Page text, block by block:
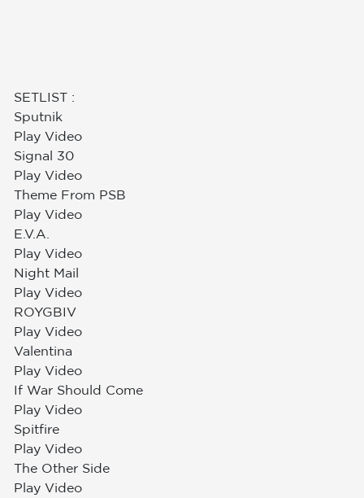
SETLIST :
Sputnik
Play Video
Signal 30
Play Video
Theme From PSB
Play Video
E.V.A.
Play Video
Night Mail
Play Video
ROYGBIV
Play Video
Valentina
Play Video
If War Should Come
Play Video
Spitfire
Play Video
The Other Side
Play Video